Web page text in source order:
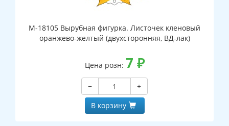
М-18105 Вырубная фигурка. Листочек кленовый
оранжево-желтый (двухсторонняя, ВД-лак)
Цена розн: 7 ₽
−
+
В корзину